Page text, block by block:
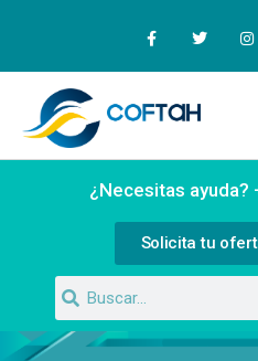
¿Necesitas
Solicita tu